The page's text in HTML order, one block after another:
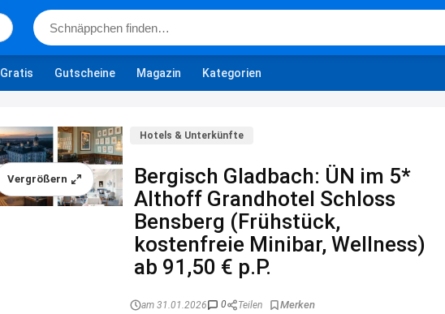
Gratis Gutscheine Magazin Kategorien
Vergrößern
Hotels & Unterkünfte
Bergisch Gladbach: ÜN im 5*
Althoff Grandhotel Schloss
Bensberg (Frühstück,
kostenfreie Minibar, Wellness)
ab 91,50 € p.P.
am 31.01.2026 0 Teilen